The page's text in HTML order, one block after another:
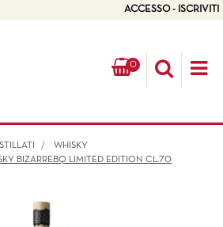
ACCESSO - ISCRIVITI
0
WHISKY
BIZARREBQ LIMITED EDITION CL.70